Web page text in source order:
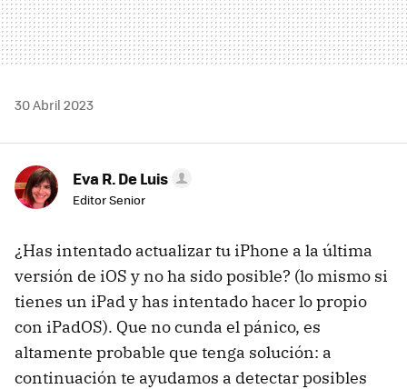
30 Abril 2023
Eva R. De Luis
Editor Senior
¿Has intentado actualizar tu iPhone a la última
versión de iOS y no ha sido posible? (lo mismo si
tienes un iPad y has intentado hacer lo propio
con iPadOS). Que no cunda el pánico, es
altamente probable que tenga solución: a
continuación te ayudamos a detectar posibles